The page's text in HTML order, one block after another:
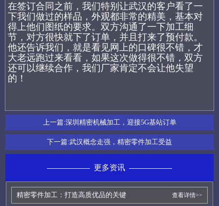
在签订合同之前，我们特别让武汉的客户看了一
下我们做过的样品，外观都非常的精美，基本对
得上他们图纸的要求。双方沟通了一下加工细
节，对方很快就下了订单，并且打来了预付款。
他还告诉我们，就是看见网上的口碑很不错，才
大老远跑过来看看，如果这次做得很不错，双方
还可以继续合作，我们厂家肯定不会让他失望
的！
上一篇:深圳精密机械加工，迎接5G基站订单
下一篇:武汉概念走强，精密零件加工受益
更多资讯
精密零件加工：打造高质优品的关键 查看详情>>